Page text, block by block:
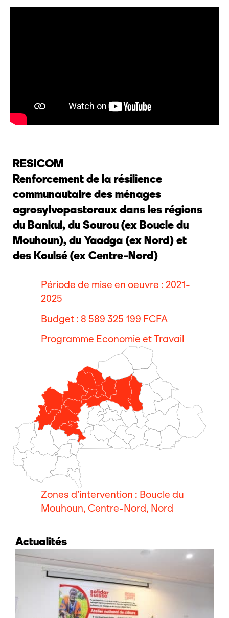
RESICOM
Renforcement de la résilience
communautaire des ménages
agrosylvopastoraux dans les régions
du Bankui, du Sourou (ex Boucle du
Mouhoun), du Yaadga (ex Nord) et
des Koulsé (ex Centre-Nord)
Période de mise en oeuvre : 2021-
2025
Budget : 8 589 325 199 FCFA
Programme Economie et Travail
Zones d’intervention : Boucle du
Mouhoun, Centre-Nord, Nord
Actualités